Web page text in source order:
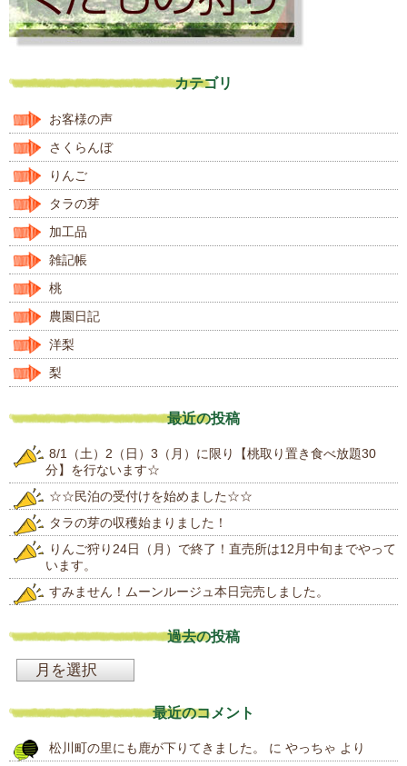
カテゴリ
お客様の声
さくらんぼ
りんご
タラの芽
加工品
雑記帳
桃
農園日記
洋梨
梨
最近の投稿
8/1（土）2（日）3（月）に限り【桃取り置き食べ放題30
分】を行ないます☆
☆☆民泊の受付けを始めました☆☆
タラの芽の収穫始まりました！
りんご狩り24日（月）で終了！直売所は12月中旬までやって
います。
すみません！ムーンルージュ本日完売しました。
過去の投稿
投
最近のコメント
松川町の里にも鹿が下りてきました。 に やっちゃ より